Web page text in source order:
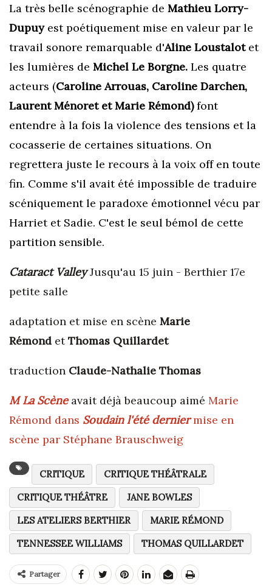
La très belle scénographie de Mathieu Lorry-
Dupuyest poétiquement mise en valeur par le
travail sonore remarquable d'Aline Loustalotet
les lumières de Michel Le Borgne. Les quatre
acteurs (Caroline Arrouas, Caroline Darchen,
Laurent Ménoret et Marie Rémond)font
entendre à la fois la violence des tensions et la
cocasserie de certaines situations. On
regrettera juste le recours à la voix off en toute
fin. Comme s'il avait été impossible de traduire
scéniquement le paradoxe émotionnel vécu par
Harriet et Sadie. C'est le seul bémol de cette
partition sensible.
Cataract ValleyJusqu'au 15 juin - Berthier 17e
petite salle
adaptation et mise en scène Marie
Rémond etThomas Quillardet
traduction Claude-Nathalie Thomas
M La Scèneavait déjà beaucoup aimé Marie
Rémond dans Soudain l'été dernier mise en
scène par Stéphane Brauschweig
CRITIQUE
CRITIQUE THÉÂTRALE
CRITIQUE THÉÂTRE
JANE BOWLES
LES ATELIERS BERTHIER
MARIE RÉMOND
TENNESSEE WILLIAMS
THOMAS QUILLARDET
Partager